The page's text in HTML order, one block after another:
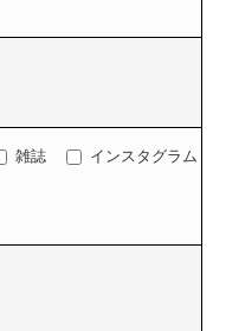
雑誌
インスタグラム